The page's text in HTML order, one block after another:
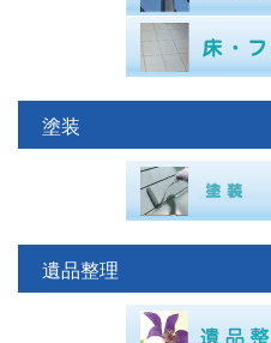
塗装
遺品整理